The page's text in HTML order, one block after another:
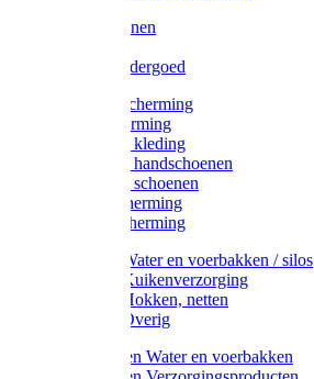
Handschoenen
Thermo ondergoed
Gehoorbescherming
Oogbescherming
Disposable kleding
Disposable handschoenen
Disposable schoenen
Mondbescherming
Hoofdbescherming
Pluimvee Water en voerbakken / silos
Pluimvee Kuikenverzorging
Pluimvee Hokken, netten
Pluimvee Overig
Knaagdieren Water en voerbakken